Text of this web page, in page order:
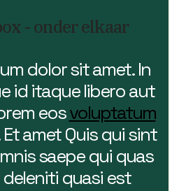
- onder elkaar
dolor sit amet. In
id itaque libero aut
eosvoluptatum
amet Quis qui sint
saepe qui quas
quasi est